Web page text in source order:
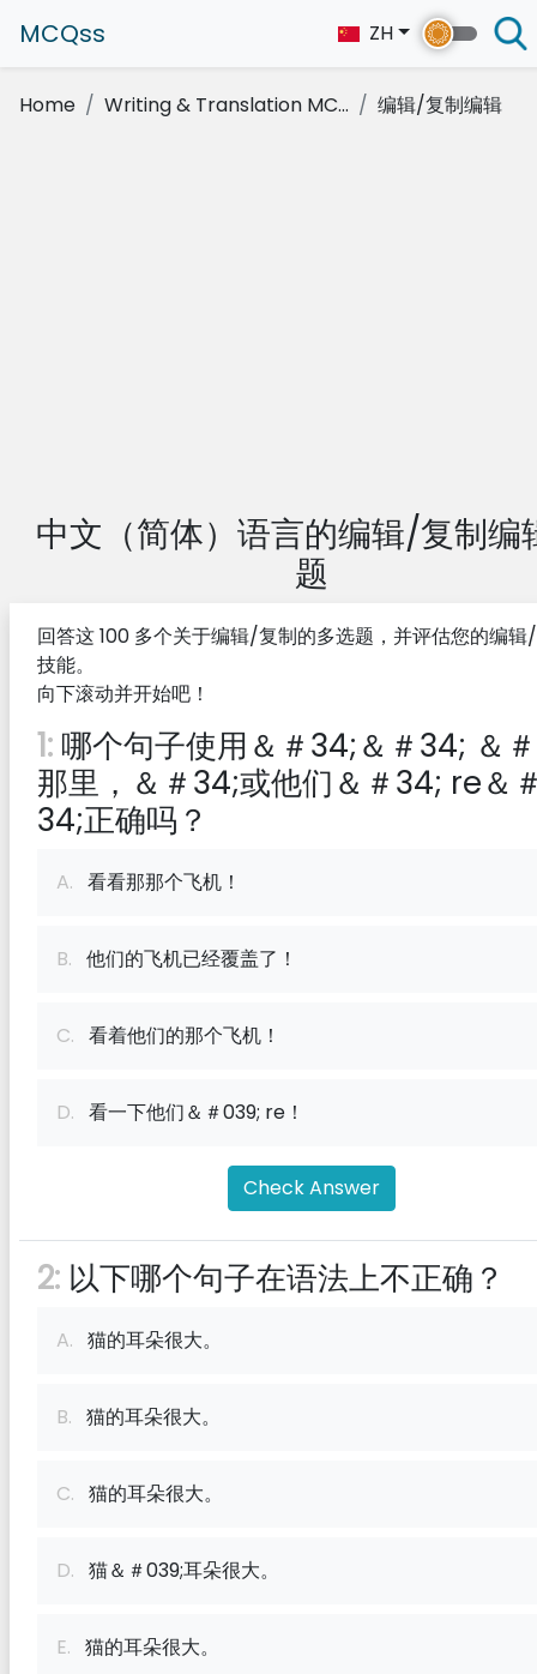
MCQss ZH
Home Writing & Translation MC... 编辑/复制编辑
中文（简体）语言的编辑/复制编
题
回答这 100 多个关于编辑/复制的多选题，并评估您的编辑
技能。
向下滚动并开始吧！
1: 哪个句子使用＆＃34;＆＃34; ＆
那里，＆＃34;或他们＆＃34; re＆
34;正确吗？
A. 看看那那个飞机！
B. 他们的飞机已经覆盖了！
C. 看着他们的那个飞机！
D. 看一下他们＆＃039; re！
Check Answer
2: 以下哪个句子在语法上不正确？
A. 猫的耳朵很大。
B. 猫的耳朵很大。
C. 猫的耳朵很大。
D. 猫＆＃039;耳朵很大。
E. 猫的耳朵很大。